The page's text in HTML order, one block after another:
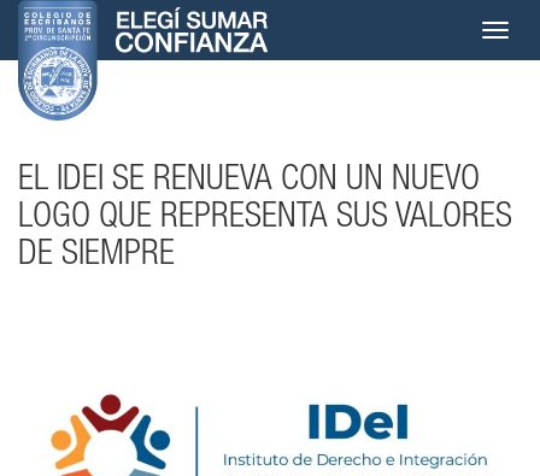
Toggle
EL IDEI SE RENUEVA CON UN NUEVO
LOGO QUE REPRESENTA SUS VALORES
DE SIEMPRE